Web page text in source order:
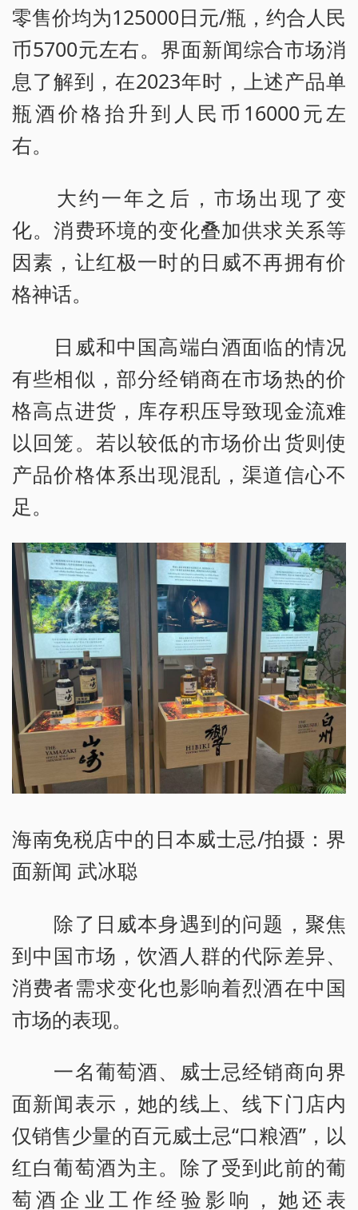
零售价均为125000日元/瓶，约合人民
币5700元左右。界面新闻综合市场消
息了解到，在2023年时，上述产品单
瓶酒价格抬升到人民币16000元左
右。
大约一年之后，市场出现了变
化。消费环境的变化叠加供求关系等
因素，让红极一时的日威不再拥有价
格神话。
日威和中国高端白酒面临的情况
有些相似，部分经销商在市场热的价
格高点进货，库存积压导致现金流难
以回笼。若以较低的市场价出货则使
产品价格体系出现混乱，渠道信心不
足。
海南免税店中的日本威士忌/拍摄：界
面新闻 武冰聪
除了日威本身遇到的问题，聚焦
到中国市场，饮酒人群的代际差异、
消费者需求变化也影响着烈酒在中国
市场的表现。
一名葡萄酒、威士忌经销商向界
面新闻表示，她的线上、线下门店内
仅销售少量的百元威士忌“口粮酒”，以
红白葡萄酒为主。除了受到此前的葡
萄酒企业工作经验影响，她还表